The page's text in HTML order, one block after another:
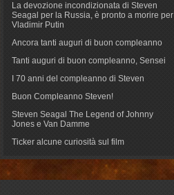
La devozione incondizionata di Steven
Seagal per la Russia, è pronto a morire per
Vladimir Putin
Ancora tanti auguri di buon compleanno
Tanti auguri di buon compleanno, Sensei
I 70 anni del compleanno di Steven
Buon Compleanno Steven!
Steven Seagal The Legend of Johnny
Jones e Van Damme
Ticker alcune curiosità sul film